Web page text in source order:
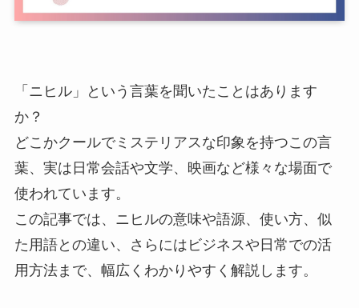
「ニヒル」という言葉を聞いたことはあります
か？
どこかクールでミステリアスな印象を持つこの言
葉、実は日常会話や文学、映画など様々な場面で
使われています。
この記事では、ニヒルの意味や語源、使い方、似
た用語との違い、さらにはビジネスや日常での活
用方法まで、幅広くわかりやすく解説します。